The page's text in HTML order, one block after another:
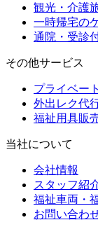
観光・介護
一時帰宅の
通院・受診
その他サービス
プライベー
外出レク代
福祉用具販
当社について
会社情報
スタッフ紹
福祉車両・
お問い合わ